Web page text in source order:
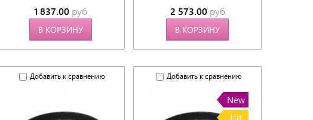
1 837.00 руб
В КОРЗИНУ
2 573.00 руб
В КОРЗИНУ
Добавить к сравнению Добавить к сравнению
New